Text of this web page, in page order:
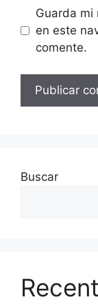
Guarda mi
en este
comente.
Buscar